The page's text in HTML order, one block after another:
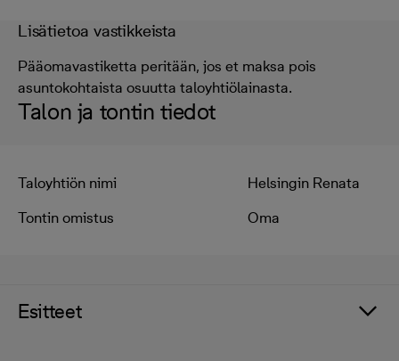
Lisätietoa vastikkeista
Pääomavastiketta peritään, jos et maksa pois
asuntokohtaista osuutta taloyhtiölainasta.
Talon ja tontin tiedot
Taloyhtiön nimi
Helsingin Renata
Tontin omistus
Oma
Esitteet